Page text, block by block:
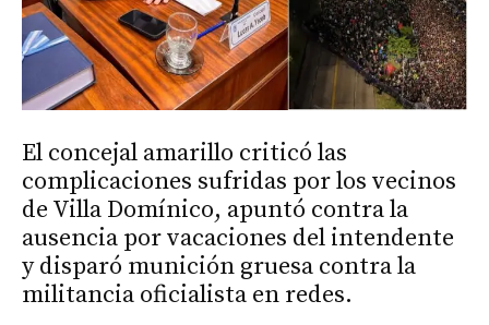
El concejal amarillo criticó las
complicaciones sufridas por los vecinos
de Villa Domínico, apuntó contra la
ausencia por vacaciones del intendente
y disparó munición gruesa contra la
militancia oficialista en redes.